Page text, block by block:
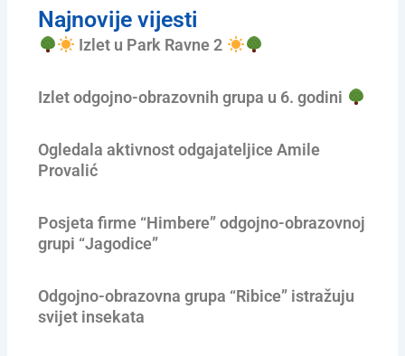
Najnovije vijesti
Izlet u Park Ravne 2
Izlet odgojno-obrazovnih grupa u 6. godini
Ogledala aktivnost odgajateljice Amile
Provalić
Posjeta firme “Himbere” odgojno-obrazovnoj
grupi “Jagodice”
Odgojno-obrazovna grupa “Ribice” istražuju
svijet insekata